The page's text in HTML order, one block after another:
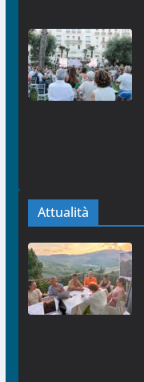
Attualità